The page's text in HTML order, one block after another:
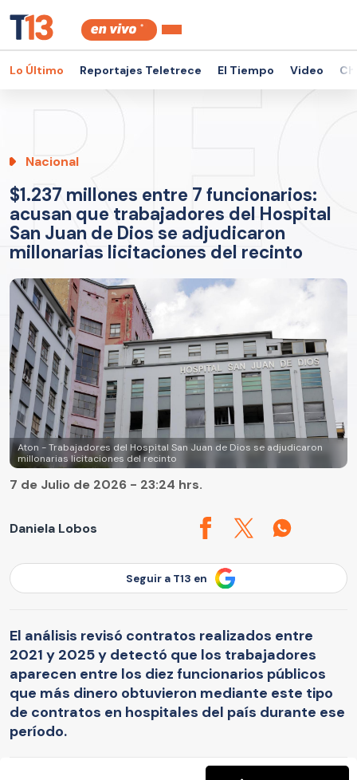
Lo Último Reportajes Teletrece El Tiempo Video
Nacional
$1.237 millones entre 7 funcionarios:
acusan que trabajadores del Hospital
San Juan de Dios se adjudicaron
millonarias licitaciones del recinto
Aton - Trabajadores del Hospital San Juan de Dios se adjudicaron
millonarias licitaciones del recinto
Daniela Lobos
7 de Julio de 2026 - 23:24 hrs.
Seguir a T13 en
El análisis revisó contratos realizados entre
2021 y 2025 y detectó que los trabajadores
aparecen entre los diez funcionarios públicos
que más dinero obtuvieron mediante este tipo
de contratos en hospitales del país durante ese
período.